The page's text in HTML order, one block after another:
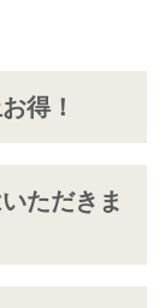
得！
ただきま